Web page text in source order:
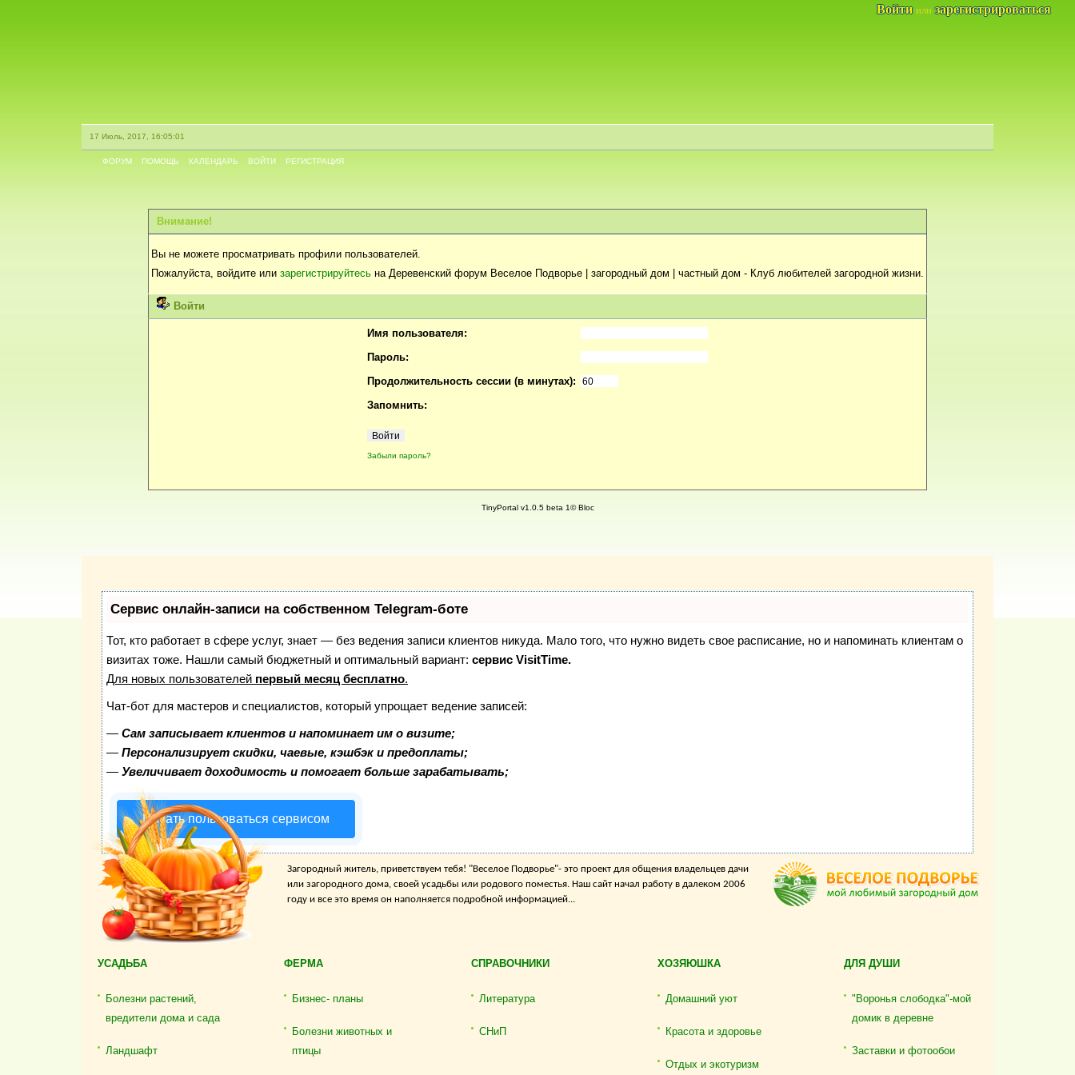
Войти или зарегистрироваться
17 Июль, 2017, 16:05:01
ФОРУМ ПОМОЩЬ КАЛЕНДАРЬ ВОЙТИ РЕГИСТРАЦИЯ
Внимание!
Вы не можете просматривать профили пользователей.
Пожалуйста, войдите или зарегистрируйтесь на Деревенский форум Веселое Подворье | загородный дом | частный дом - Клуб любителей загородной жизни.
Войти
Имя пользователя:
Пароль:
Продолжительность сессии (в минутах):
Запомнить:
Забыли пароль?
TinyPortal v1.0.5 beta 1© Bloc
Сервис онлайн-записи на собственном Telegram-боте
Тот, кто работает в сфере услуг, знает — без ведения записи клиентов никуда. Мало того, что нужно видеть свое расписание, но и напоминать клиентам о
визитах тоже. Нашли самый бюджетный и оптимальный вариант: сервис VisitTime.
Для новых пользователей первый месяц бесплатно.
Чат-бот для мастеров и специалистов, который упрощает ведение записей:
— Сам записывает клиентов и напоминает им о визите;
— Персонализирует скидки, чаевые, кэшбэк и предоплаты;
— Увеличивает доходимость и помогает больше зарабатывать;
Начать пользоваться сервисом
Загородный житель, приветствуем тебя! "Веселое Подворье"- это проект для общения владельцев дачи
или загородного дома, своей усадьбы или родового поместья. Наш сайт начал работу в далеком 2006
году и все это время он наполняется подробной информацией...
УСАДЬБА
Болезни растений,
вредители дома и сада
Ландшафт
ФЕРМА
Бизнес- планы
Болезни животных и
птицы
СПРАВОЧНИКИ
Литература
СНиП
ХОЗЯЮШКА
Домашний уют
Красота и здоровье
Отдых и экотуризм
ДЛЯ ДУШИ
"Воронья слободка"-мой
домик в деревне
Заставки и фотообои